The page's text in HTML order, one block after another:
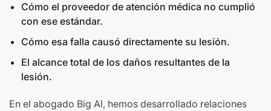
Cómo el proveedor de atención médica no cumplió
con ese estándar.
Cómo esa falla causó directamente su lesión.
El alcance total de los daños resultantes de la
lesión.
En el abogado Big Al, hemos desarrollado relaciones